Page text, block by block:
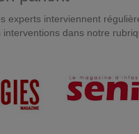
experts interviennent
interventions dans notre